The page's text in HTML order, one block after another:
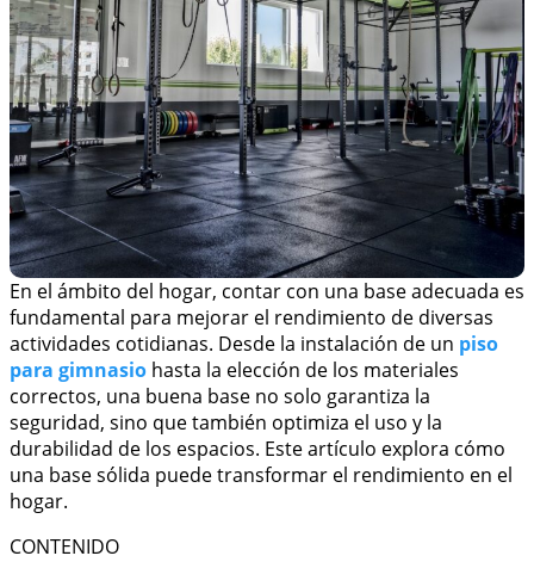
En el ámbito del hogar, contar con una base adecuada es
fundamental para mejorar el rendimiento de diversas
actividades cotidianas. Desde la instalación de un piso
para gimnasio hasta la elección de los materiales
correctos, una buena base no solo garantiza la
seguridad, sino que también optimiza el uso y la
durabilidad de los espacios. Este artículo explora cómo
una base sólida puede transformar el rendimiento en el
hogar.
CONTENIDO